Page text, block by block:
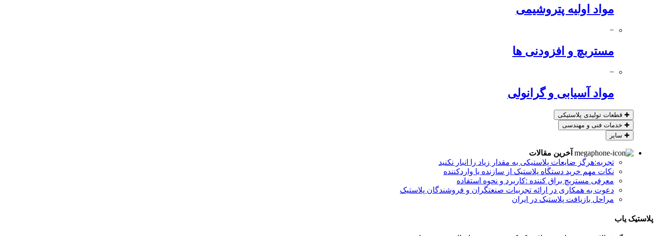
مواد اولیه پتروشیمی
−
مستربچ و افزودنی ها
−
مواد آسیابی و گرانولی
✚ قطعات تولیدی پلاستیکی
✚ خدمات فنی و مهندسی
✚ سایر
آخرین مقالات
تجربه:هرگز ضایعات پلاستیکی به مقدار زیاد را انبار نکنید
نکات مهم خرید دستگاه پلاستیک از سازنده یا واردکننده
معرفی مستربچ براق کننده :کاربرد و نحوه استفاده
دعوت به همکاری در ارائه تجربیات صنعتگران و فروشندگان پلاستیک
مراحل بازیافت پلاستیک در ایران
پلاستیک یاب